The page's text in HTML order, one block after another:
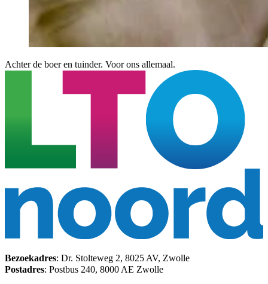
Achter de boer en tuinder. Voor ons allemaal.
Bezoekadres: Dr. Stolteweg 2, 8025 AV, Zwolle
Postadres: Postbus 240, 8000 AE Zwolle